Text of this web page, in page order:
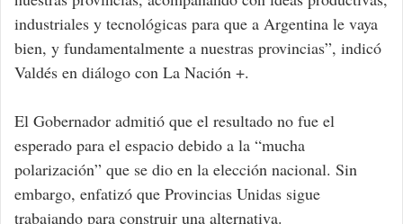
industriales y tecnológicas para que a Argentina le vaya
bien, y fundamentalmente a nuestras provincias”, indicó
Valdés en diálogo con La Nación +.
El Gobernador admitió que el resultado no fue el
esperado para el espacio debido a la “mucha
polarización” que se dio en la elección nacional. Sin
embargo, enfatizó que Provincias Unidas sigue
trabajando para construir una alternativa.